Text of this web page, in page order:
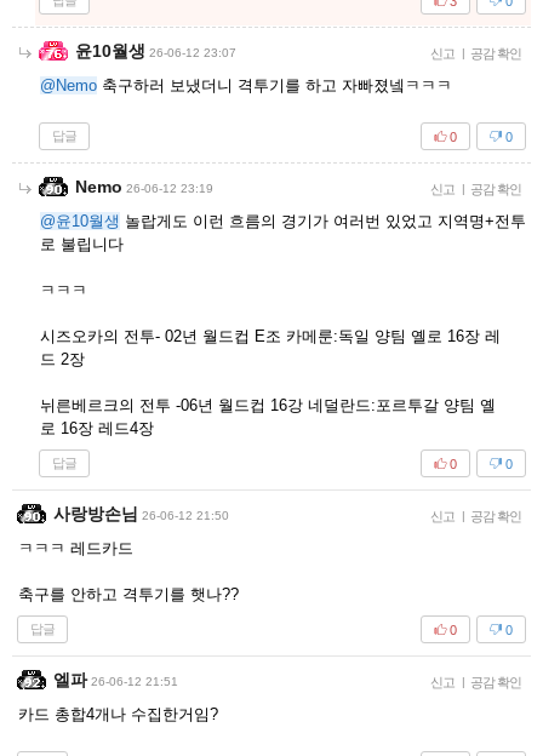
윤10월생 26-06-12 23:07 신고 | 공감 확인
@Nemo 축구하러 보냈더니 격투기를 하고 자빠졌넼ㅋㅋㅋ
답글 0
0
Nemo 26-06-12 23:19 신고 | 공감 확인
@윤10월생 놀랍게도 이런 흐름의 경기가 여러번 있었고 지역명+전투
로 불립니다
ㅋㅋㅋ
시즈오카의 전투- 02년 월드컵 E조 카메룬:독일 양팀 옐로 16장 레
드 2장
뉘른베르크의 전투 -06년 월드컵 16강 네덜란드:포르투갈 양팀 옐
로 16장 레드4장
답글 0
0
사랑방손님 26-06-12 21:50 신고 | 공감 확인
ㅋㅋㅋ 레드카드
축구를 안하고 격투기를 햇나??
답글 0
0
엘파 26-06-12 21:51 신고 | 공감 확인
카드 총합4개나 수집한거임?